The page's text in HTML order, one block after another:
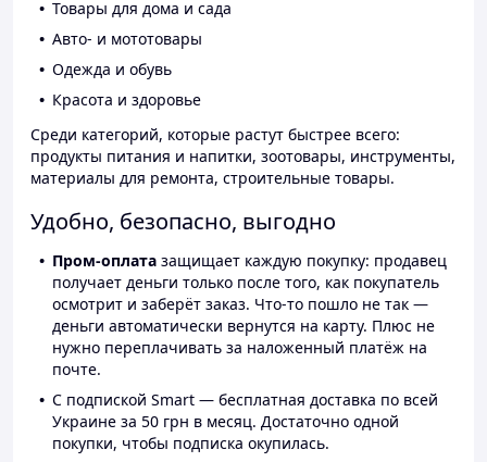
Товары для дома и сада
Авто- и мототовары
Одежда и обувь
Красота и здоровье
Среди категорий, которые растут быстрее всего:
продукты питания и напитки, зоотовары, инструменты,
материалы для ремонта, строительные товары.
Удобно, безопасно, выгодно
Пром-оплата защищает каждую покупку: продавец
получает деньги только после того, как покупатель
осмотрит и заберёт заказ. Что-то пошло не так —
деньги автоматически вернутся на карту. Плюс не
нужно переплачивать за наложенный платёж на
почте.
С подпиской Smart — бесплатная доставка по всей
Украине за 50 грн в месяц. Достаточно одной
покупки, чтобы подписка окупилась.